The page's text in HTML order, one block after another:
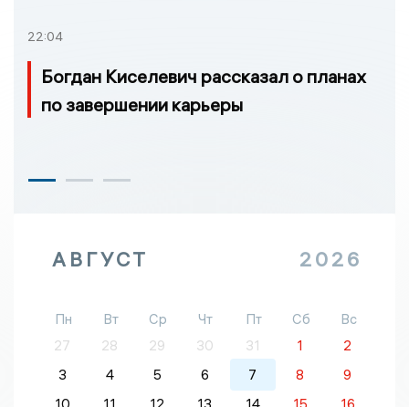
22:04
Богдан Киселевич рассказал о планах
по завершении карьеры
АВГУСТ 2026
Пн Вт Ср Чт Пт Сб
Вс
27
28 29 30 31 1
2
3
4 5 6 7 8
9